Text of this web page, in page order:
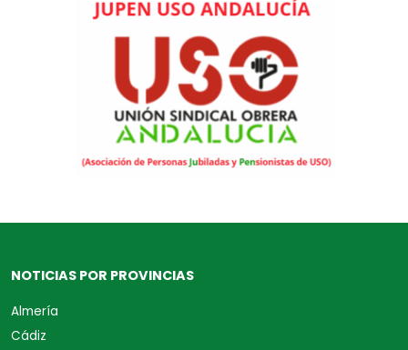
NOTICIAS POR PROVINCIAS
Almería
Cádiz